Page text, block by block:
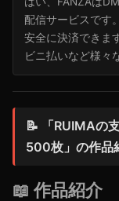
配信サービスです
安全に決済できま
ビニ払いなど様々
📝 「RUIMAの
500枚」の作品
📖 作品紹介